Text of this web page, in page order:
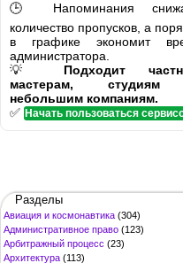
🕒 Напоминания
количество пропусков, а
в графике экономит
администратора.
💡 Подходит
мастерам,
небольшим компаниям.
✅ Начать пользоваться
Разделы
Авиация и космонавтика (304)
Административное право (123)
Арбитражный процесс (23)
Архитектура (113)